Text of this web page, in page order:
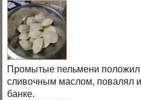
Промытые пельмени положил
сливочным маслом, повалял
банке.